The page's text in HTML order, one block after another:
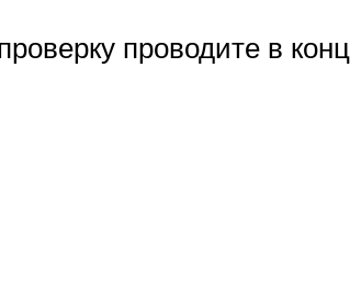
проводите в